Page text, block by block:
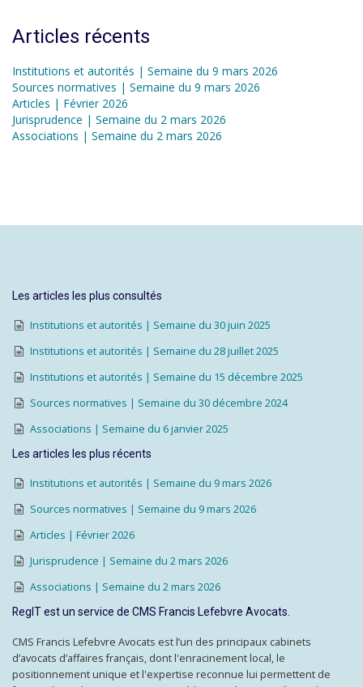
Articles récents
Institutions et autorités | Semaine du 9 mars 2026
Sources normatives | Semaine du 9 mars 2026
Articles | Février 2026
Jurisprudence | Semaine du 2 mars 2026
Associations | Semaine du 2 mars 2026
Les articles les plus consultés
Institutions et autorités | Semaine du 30 juin 2025
Institutions et autorités | Semaine du 28 juillet 2025
Institutions et autorités | Semaine du 15 décembre 2025
Sources normatives | Semaine du 30 décembre 2024
Associations | Semaine du 6 janvier 2025
Les articles les plus récents
Institutions et autorités | Semaine du 9 mars 2026
Sources normatives | Semaine du 9 mars 2026
Articles | Février 2026
Jurisprudence | Semaine du 2 mars 2026
Associations | Semaine du 2 mars 2026
RegIT est un service de CMS Francis Lefebvre Avocats.
CMS Francis Lefebvre Avocats est l’un des principaux cabinets
d’avocats d’affaires français, dont l'enracinement local, le
positionnement unique et l'expertise reconnue lui permettent de